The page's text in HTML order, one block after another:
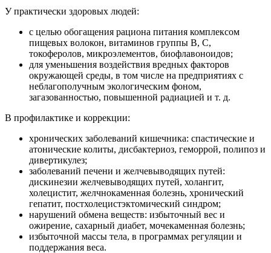
У практически здоровых людей:
с целью обогащения рациона питания комплексом
пищевых волокон, витаминов группы В, С,
токоферолов, микроэлементов, биофлавоноидов;
для уменьшения воздействия вредных факторов
окружающей среды, в том числе на предприятиях с
неблагополучным экологическим фоном,
загазованностью, повышенной радиацией и т. д.
В профилактике и коррекции:
хронических заболеваний кишечника: спастические и
атонические колиты, дисбактериоз, геморрой, полипоз и
дивертикулез;
заболеваний печени и желчевыводящих путей:
дискинезии желчевыводящих путей, холангит,
холецистит, желчнокаменная болезнь, хронический
гепатит, постхолецистэктомический синдром;
нарушений обмена веществ: избыточный вес и
ожирение, сахарный диабет, мочекаменная болезнь;
избыточной массы тела, в программах регуляции и
поддержания веса.